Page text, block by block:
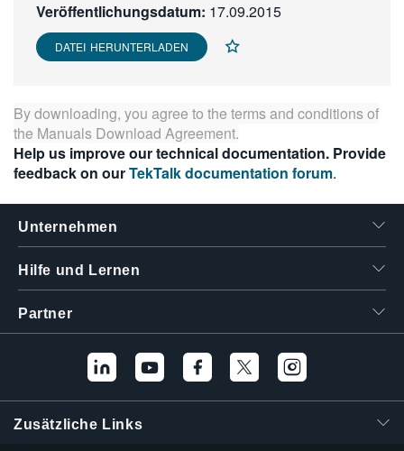
한국어
繁體中文
Veröffentlichungsdatum: 17.09.2015
DATEI HERUNTERLADEN
By downloading, you agree to the terms and conditions of
the Manuals Download Agreement.
Help us improve our technical documentation. Provide
feedback on ourTekTalk documentation forum.
Unternehmen
Hilfe und Lernen
Partner
Zusätzliche Links